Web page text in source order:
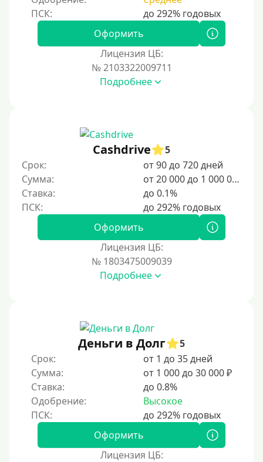
Без залога
Под залог недвижимости
Под ПТС по доверенности
Цель
На Новый Год
Для исправления кредитной истории
На погашение других займов
Без документов
По ИНН
По загранпаспорту
По военному билету
По водительскому удостоверению
По СНИЛСу
Оформить
Лицензия ЦБ:
№ 2103322009711
Подробнее
Cashdrive
5
Срок:
от 90 до 720 дней
Сумма:
от 20 000 до 1 000 000 ₽
Ставка:
до 0.1%
Оформить
Лицензия ЦБ:
№ 1803475009039
Подробнее
Деньги в Долг
5
Срок:
от 1 до 35 дней
Сумма:
от 1 000 до 30 000 ₽
Ставка:
до 0.8%
Одобрение:
Высокое
Оформить
Лицензия ЦБ: